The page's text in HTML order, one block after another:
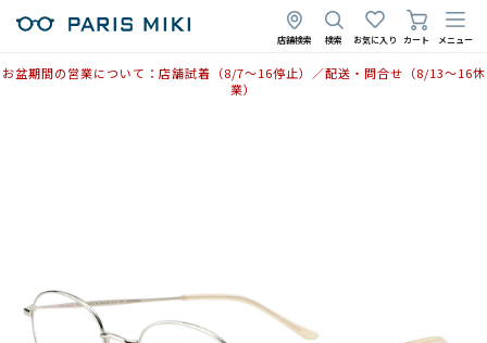
店舗検索 検索 お気に入り カート メニュー
お盆期間の営業について：店舗試着（8/7〜16停止）／配送・問合せ（8/13〜16休
業）